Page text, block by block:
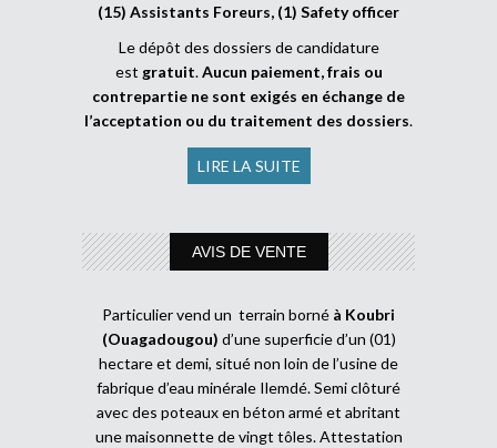
(15) Assistants Foreurs, (1) Safety officer
Le dépôt des dossiers de candidature
est gratuit.Aucun paiement, frais ou
contrepartie ne sont exigés en échange de
l’acceptation ou du traitement des dossiers.
LIRE LA SUITE
AVIS DE VENTE
Particulier vend un terrain borné à Koubri
(Ouagadougou) d’une superficie d’un (01)
hectare et demi, situé non loin de l’usine de
fabrique d’eau minérale Ilemdé. Semi clôturé
avec des poteaux en béton armé et abritant
une maisonnette de vingt tôles. Attestation